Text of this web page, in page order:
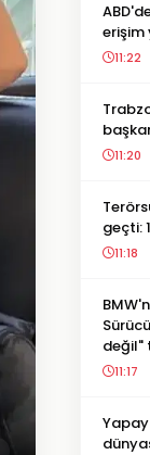
erişim
11:22
11:20
geçti:
11:18
değil"
11:17
Yapay